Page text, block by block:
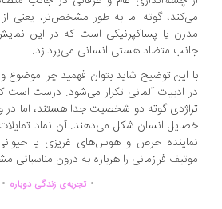
گوته اما به طور مشخص‌تر، یعنی از
یا پساکپرنیکی است که در این نمایش‌نامه
متضاد هستی انسانی می‌پردازد.
این توضیح شاید بتوان فهمید چرا موضوع و
ادبیات آلمانی تکرار می‌شود. درست است که
گوته دو شخصیت جدا هستند، اما در واقع
انسان شکل می‌دهند. آن نماد تمایلات
حرص و هوس‌های غریزی یا حیوانی‌اش.
فرازمانی را هرباره به درون مناسباتی مشخص
...............
. تجربه‌ی زندگی دوباره.